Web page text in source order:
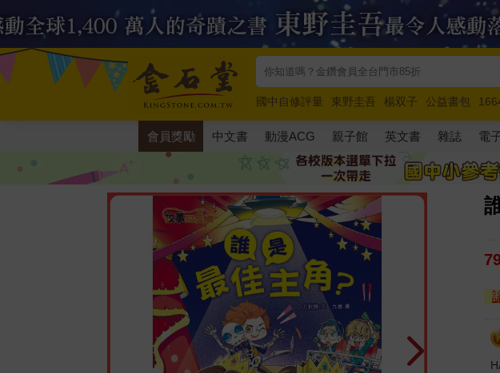
國中自修評量 東野圭吾 楊双子 公益書包
唯紅花綻放
奧德賽 路邊攤新作 馬斯克 玩具
會員獎勵 中文書 動漫ACG 親子館 英文書 雜誌 電